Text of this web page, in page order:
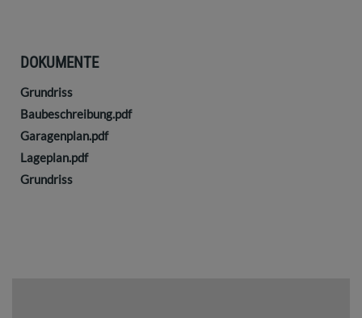
DOKUMENTE
Grundriss
Baubeschreibung.pdf
Garagenplan.pdf
Lageplan.pdf
Grundriss